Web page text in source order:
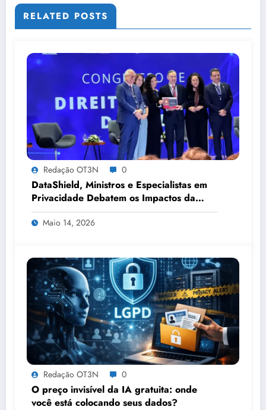
RELATED POSTS
Redação OT3N 0
DataShield, Ministros e Especialistas em
Privacidade Debatem os Impactos da
Tecnologia, IA e Proteção de Dados no
Congresso de Direito Digital da OAB
Maio 14, 2026
Redação OT3N 0
O preço invisível da IA gratuita: onde
você está colocando seus dados?